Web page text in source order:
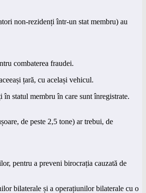
non-rezidenți într-un stat membru) au
combaterea fraudei.
țară, cu același vehicul.
statul membru în care sunt înregistrate.
de peste 2,5 tone) ar trebui, de
pentru a preveni birocrația cauzată de
bilaterale și a operațiunilor bilaterale cu o